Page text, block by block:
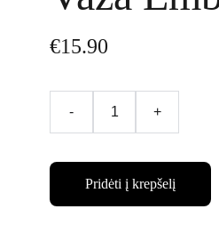
€15.90
- +
Pridėti į krepšelį